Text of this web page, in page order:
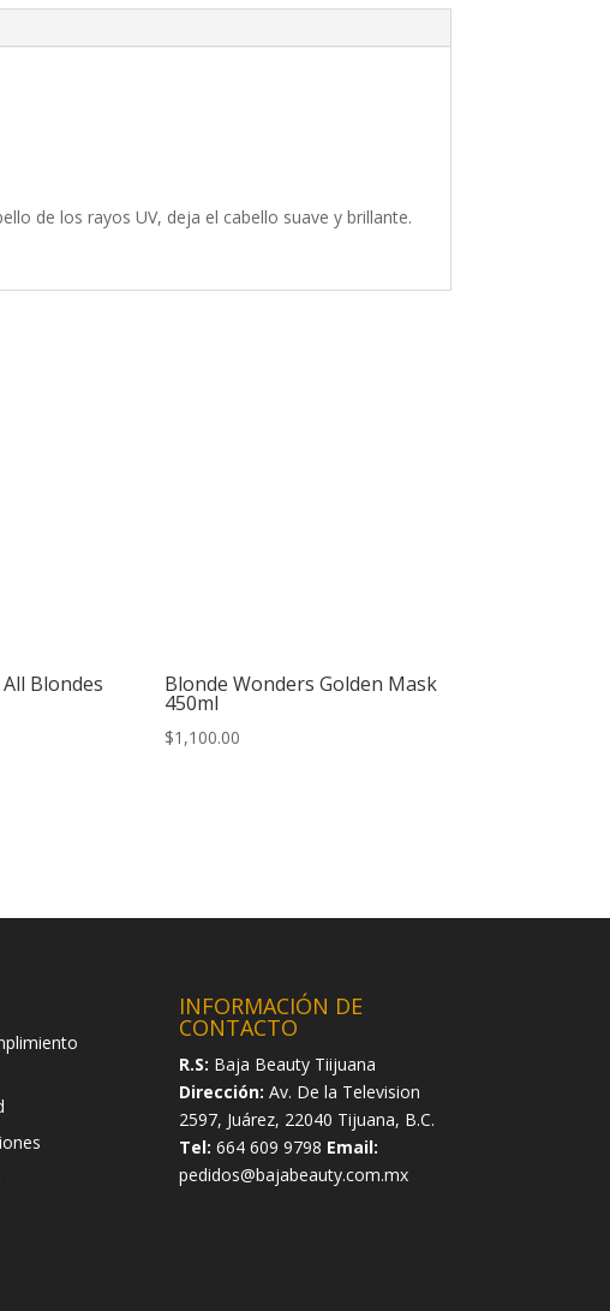
de los rayos UV, deja el cabello suave y brillante.
Blondes Blonde Wonders Golden Mask
450ml
$1,100.00
INFORMACIÓN DE
CONTACTO
R.S: Baja Beauty Tiijuana
Dirección: Av. De la Television
2597, Juárez, 22040 Tijuana, B.C.
Tel: 664 609 9798 Email:
pedidos@bajabeauty.com.mx